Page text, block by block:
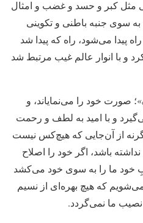
مثل کبر و حسد و غضب و امثال
به سوی جنبه‌ باطنی و تکوینی
پیدا می‌شود، راه که پیدا شد
با انوار عالم غیب مرتبط شد
صورت خود را می‌نمایاند، و
و با امید به لطف و رحمت
از آن‌جایی که هیچ‌کس نیست
باشد، اگر خود را اصلاح
خود ما را به سوی خود می‌کشد
که هیچ بهره‌ای از نسیم
ما نمی‌گردد.